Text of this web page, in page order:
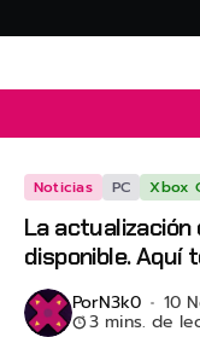
Noticias PC Xbox
La actualización
disponible. Aquí
PorN3k0 10
3 mins. de